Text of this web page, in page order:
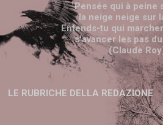
"Pensée qui à peine
la neige neige sur
Entends-tu qui
s'avancer les pas
(Claude
LE RUBRICHE DELLA REDAZIONE